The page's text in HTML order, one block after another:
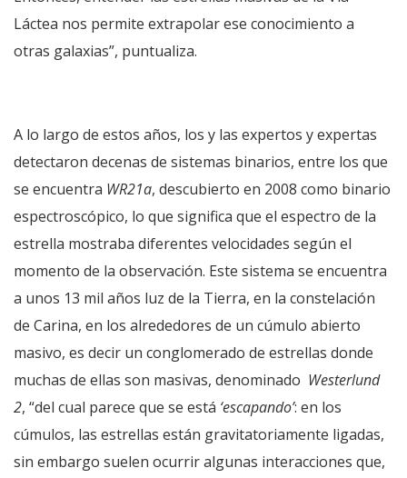
Láctea nos permite extrapolar ese conocimiento a
otras galaxias”, puntualiza.
A lo largo de estos años, los y las expertos y expertas
detectaron decenas de sistemas binarios, entre los que
se encuentra WR21a, descubierto en 2008 como binario
espectroscópico, lo que significa que el espectro de la
estrella mostraba diferentes velocidades según el
momento de la observación. Este sistema se encuentra
a unos 13 mil años luz de la Tierra, en la constelación
de Carina, en los alrededores de un cúmulo abierto
masivo, es decir un conglomerado de estrellas donde
muchas de ellas son masivas, denominado Westerlund
2, “del cual parece que se está ‘escapando’: en los
cúmulos, las estrellas están gravitatoriamente ligadas,
sin embargo suelen ocurrir algunas interacciones que,